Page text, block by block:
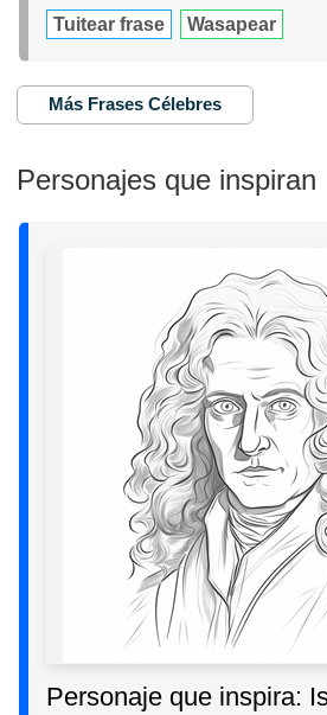
Tuitear frase Wasapear
Más Frases Célebres
Personajes que inspiran
Personaje que inspira: